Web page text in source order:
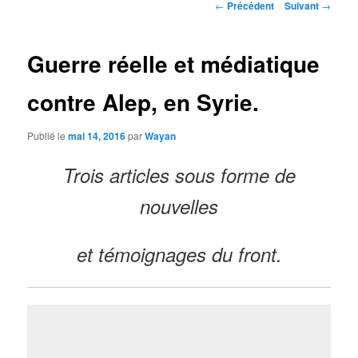
Navigation
← Précédent Suivant →
Guerre réelle et médiatique
contre Alep, en Syrie.
Publié lemai 14, 2016parWayan
Trois articles sous forme de
nouvelles
et témoignages du front.